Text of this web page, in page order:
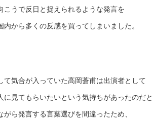
こうで反日と捉えられるような発言を
内から多くの反感を買ってしまいました。
て気合が入っていた高岡蒼甫は出演者として
に見てもらいたいという気持ちがあったのだと
がら発言する言葉選びを間違ったため、